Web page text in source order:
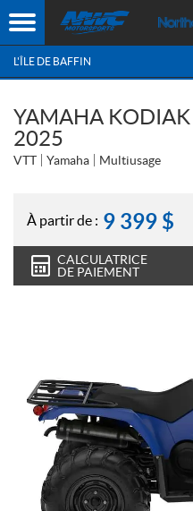
L'ÎLE DE BAFFIN
YAMAHA KODIAK
2025
VTT Yamaha Multiusage
À partir de : 9 399 $
CALCULATRICE
DE PAIEMENT